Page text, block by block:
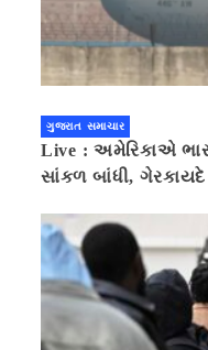
ગુજરાત સમાચાર
Live : અમેરિકાએ
સાંકળ બાંધી,